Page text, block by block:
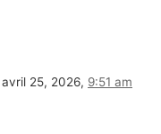
avril 25, 2026, 9:51 am